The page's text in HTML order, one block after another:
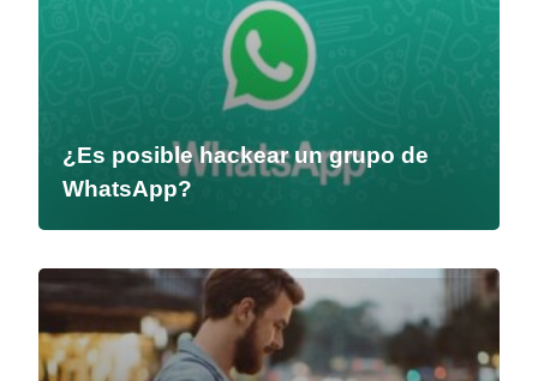
¿Es posible hackear un grupo de
WhatsApp?